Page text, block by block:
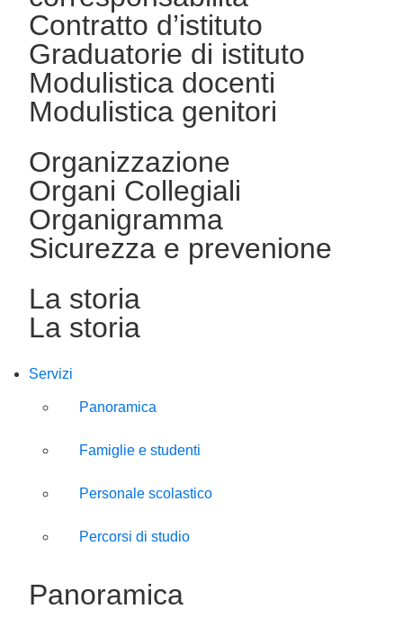
Contratto d’istituto
Graduatorie di istituto
Modulistica docenti
Modulistica genitori
Organizzazione
Organi Collegiali
Organigramma
Sicurezza e prevenione
La storia
La storia
Servizi
Panoramica
Famiglie e studenti
Personale scolastico
Percorsi di studio
Panoramica